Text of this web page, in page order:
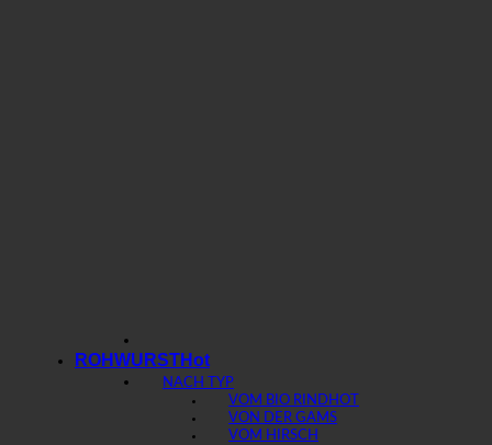
ROHWURST
NACH TYP
VOM BIO RIND
VON DER GAMS
VOM HIRSCH